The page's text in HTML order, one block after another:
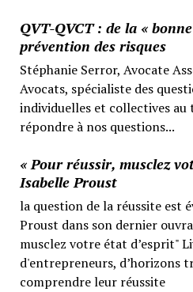
QVT-QVCT : de la «
prévention des risques
Stéphanie Serror, Avocate
Avocats, spécialiste des
individuelles et collectives au
répondre à nos questions...
« Pour réussir, musclez
Isabelle Proust
la question de la réussite est
Proust dans son dernier
musclez votre état d’esprit"
d'entrepreneurs, d’horizons
comprendre leur réussite